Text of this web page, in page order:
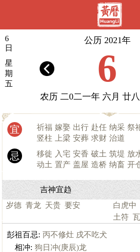
6
日
星
期
五
公历 2021年
6
农历 二0二一年 六月 廿
宜 祈福 嫁娶 出行 赴任 纳采 祭
竖柱
上梁 安葬 求财 治道
忌 移徙 入宅 安香 破土 筑堤 放
动土 置产 盖屋 造桥 纳畜 开
吉神宜趋
岁德 青龙 天贵 要安
白虎中
土符
彭祖百忌: 丙不修灶 戌不吃犬
相冲: 狗日冲(庚辰)龙